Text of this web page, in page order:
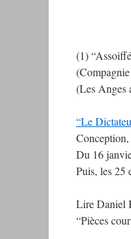
(1)
(Les Anges
“Le
Du 16
Puis, les 25
Lire Daniel
“Pièces